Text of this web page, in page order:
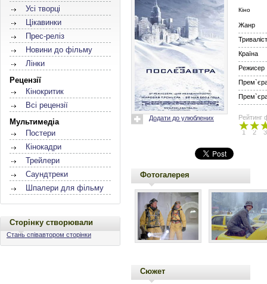
Усі творці
Цікавинки
Прес-реліз
Новини до фільму
Лінки
Рецензії
Кінокритик
Всі рецензії
Мультимедіа
Постери
Кінокадри
Трейлери
Саундтреки
Шпалери для фільму
Сторінку створювали
Стань співавтором сторінки
Додати до улюблених
Кіно
Жанр
Країна
Режисер
Прем`єра
Прем`єра
Рейтинг
1 2 3
Фотогалерея
Сюжет